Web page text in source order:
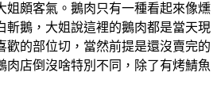
姐頗客氣。鵝肉只有一種看起來像燻
斬鵝，大姐說這裡的鵝肉都是當天現
歡的部位切，當然前提是還沒賣完的
肉店倒沒啥特別不同，除了有烤鯖魚